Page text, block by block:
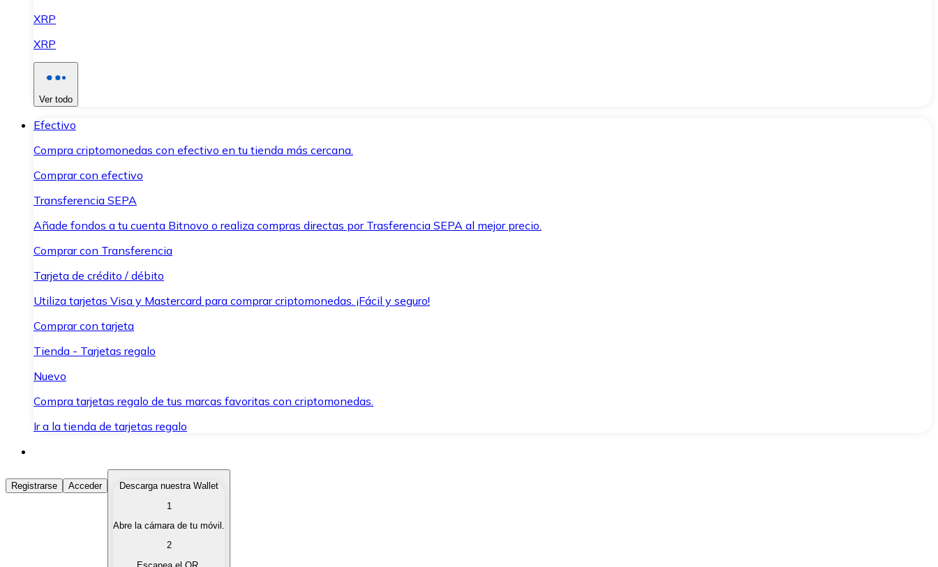
XRP
XRP
Ver todo
Efectivo
Compra criptomonedas con efectivo en tu tienda más cercana.
Comprar con efectivo
Transferencia SEPA
Añade fondos a tu cuenta Bitnovo o realiza compras directas por Trasferencia SEPA al mejor precio.
Comprar con Transferencia
Tarjeta de crédito / débito
Utiliza tarjetas Visa y Mastercard para comprar criptomonedas. ¡Fácil y seguro!
Comprar con tarjeta
Tienda - Tarjetas regalo
Nuevo
Compra tarjetas regalo de tus marcas favoritas con criptomonedas.
Ir a la tienda de tarjetas regalo
Comprar Criptomonedas
Compra criptomonedas con diferentes métodos de pago.
Vende tus criptomonedas de forma rápida y segura.
Registrarse Acceder
Descarga nuestra Wallet
1
Abre la cámara de tu móvil.
2